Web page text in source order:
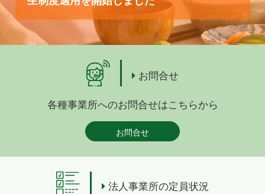
お問合せ
各種事業所へのお問合せはこちらから
お問合せ
法人事業所の定員状況